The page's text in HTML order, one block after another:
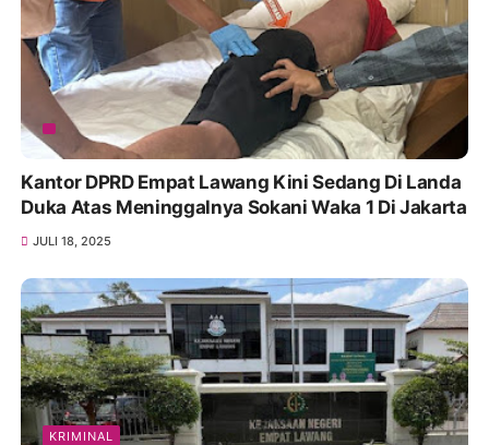
Kantor DPRD Empat Lawang Kini Sedang Di Landa
Duka Atas Meninggalnya Sokani Waka 1 Di Jakarta
JULI 18, 2025
KRIMINAL